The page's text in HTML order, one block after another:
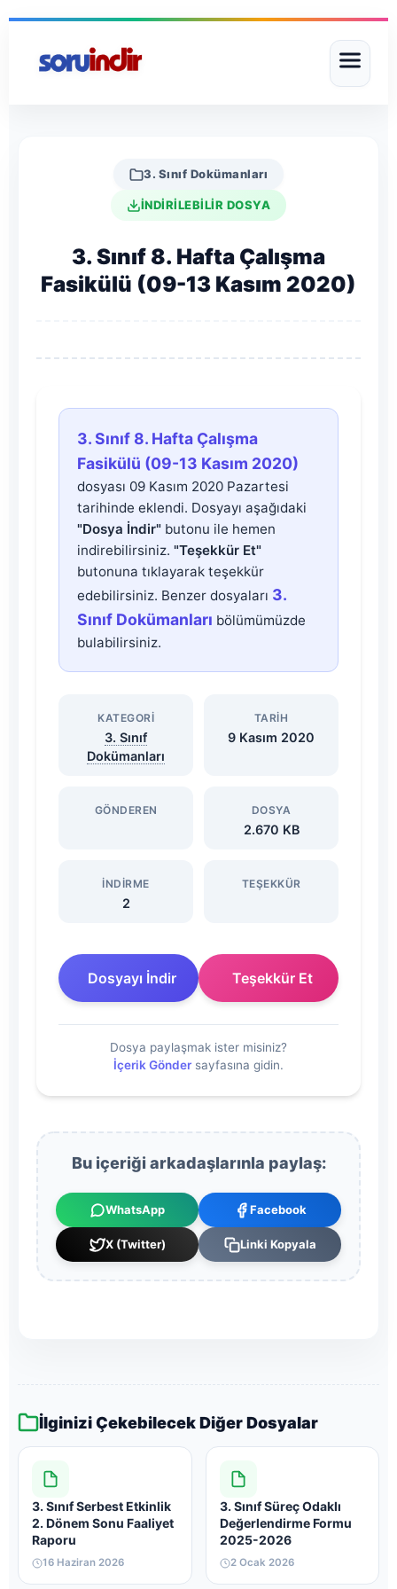
3. Sınıf Dokümanları
İNDİRİLEBİLİR DOSYA
3. Sınıf 8. Hafta Çalışma
Fasikülü (09-13 Kasım 2020)
3.
Sınıf
8.
Hafta
Çalışma
Fasikülü
13
2020)
Dosyasını
İndir
3. Sınıf 8. Hafta Çalışma
Fasikülü (09-13 Kasım 2020)
dosyası 09 Kasım 2020 Pazartesi
tarihinde eklendi. Dosyayı aşağıdaki
"Dosya İndir" butonu ile hemen
indirebilirsiniz. "Teşekkür Et"
butonuna tıklayarak teşekkür
edebilirsiniz. Benzer dosyaları 3.
Sınıf Dokümanları bölümümüzde
bulabilirsiniz.
KATEGORI
3. Sınıf
Dokümanları
TARIH
9 Kasım 2020
GÖNDEREN DOSYA
2.670 KB
İNDIRME
2
TEŞEKKÜR
Dosyayı İndir Teşekkür Et
Dosya paylaşmak ister misiniz?
İçerik Gönder sayfasına gidin.
Bu içeriği arkadaşlarınla paylaş:
WhatsApp Facebook
X (Twitter) Linki Kopyala
İlginizi Çekebilecek Diğer Dosyalar
3. Sınıf Serbest Etkinlik
2. Dönem Sonu Faaliyet
Raporu
16 Haziran 2026
3. Sınıf Süreç Odaklı
Değerlendirme Formu
2025-2026
2 Ocak 2026